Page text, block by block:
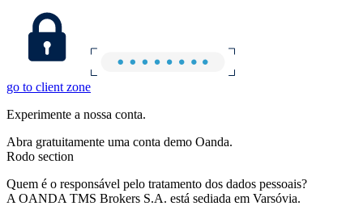
go to client zone
Experimente a nossa conta.
Abra gratuitamente uma conta demo Oanda.
Rodo section
Quem é o responsável pelo tratamento dos dados pessoais?
A OANDA TMS Brokers S.A. está sediada em Varsóvia.